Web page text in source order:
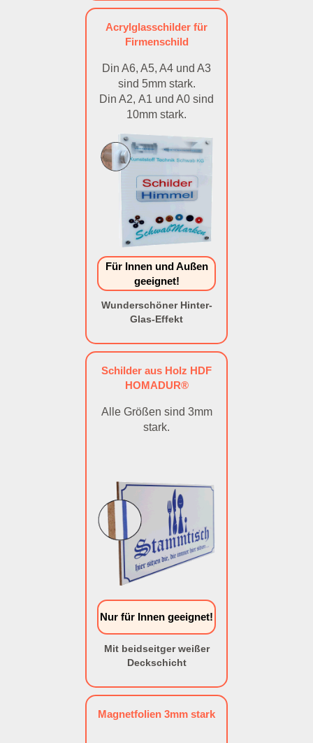
Acrylglasschilder für
Firmenschild
Din A6, A5, A4 und A3
sind 5mm stark.
Din A2, A1 und A0 sind
10mm stark.
Für Innen und Außen
geeignet!
Wunderschöner Hinter-
Glas-Effekt
Schilder aus Holz HDF
HOMADUR®
Alle Größen sind 3mm
stark.
Nur für Innen geeignet!
Mit beidseitger weißer
Deckschicht
Magnetfolien 3mm stark